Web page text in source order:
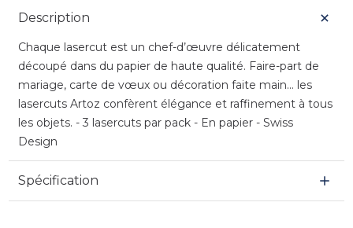
Description
Chaque lasercut est un chef-d’œuvre délicatement
découpé dans du papier de haute qualité. Faire-part de
mariage, carte de vœux ou décoration faite main... les
lasercuts Artoz confèrent élégance et raffinement à tous
les objets. - 3 lasercuts par pack - En papier - Swiss
Design
Spécification